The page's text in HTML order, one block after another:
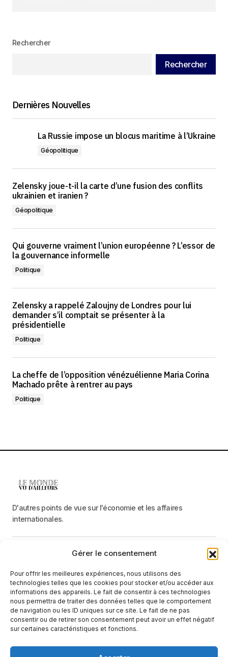
Gérer le consentement
Pour offrir les meilleures expériences, nous utilisons des
technologies telles que les cookies pour stocker et/ou accéder aux
informations des appareils. Le fait de consentir à ces technologies
nous permettra de traiter des données telles que le comportement
de navigation ou les ID uniques sur ce site. Le fait de ne pas
consentir ou de retirer son consentement peut avoir un effet négatif
sur certaines caractéristiques et fonctions.
Rechercher
Rechercher
Dernières Nouvelles
La Russie impose un blocus maritime à l’Ukraine
Géopolitique
Zelensky joue-t-il la carte d’une fusion des conflits
ukrainien et iranien ?
Géopolitique
Qui gouverne vraiment l’union européenne ? L’essor de
la gouvernance informelle
Politique
Zelensky a rappelé Zaloujny de Londres pour lui
demander s’il comptait se présenter à la
présidentielle
Politique
La cheffe de l’opposition vénézuélienne Maria Corina
Machado prête à rentrer au pays
Politique
D'autres points de vue sur l'économie et les affaires
internationales.
Catégories
Recevez une information neutre et factuelle
E-mail
En cliquant sur le bouton « S'abonner », vous confirmez que vous